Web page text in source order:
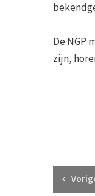
De NGP
zijn,